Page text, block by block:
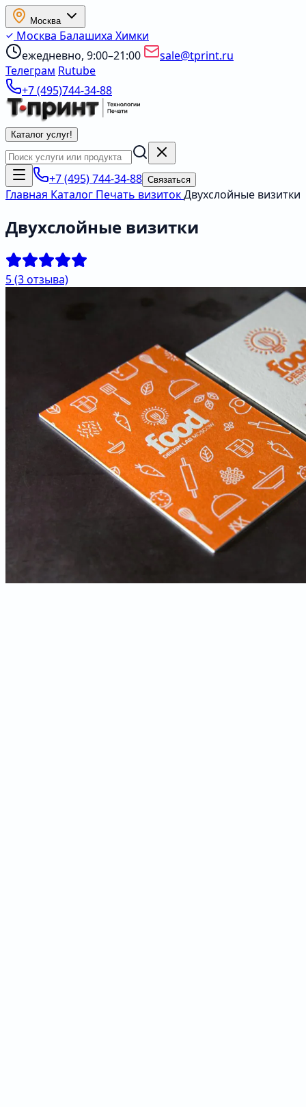
Москва
Москва Балашиха Химки
ежедневно, 9:00–21:00
sale@tprint.ru
Телеграм Rutube
+7 (495)744-34-88
Каталог услуг!
+7 (495) 744-34-88 Связаться
Главная Каталог Печать визитокДвухслойные визитки
Двухслойные визитки
5(3 отзыва)